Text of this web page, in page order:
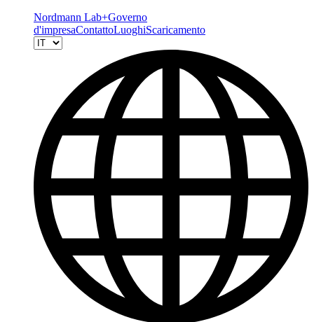
Nordmann Lab+Governo
d'impresaContattoLuoghiScaricamento